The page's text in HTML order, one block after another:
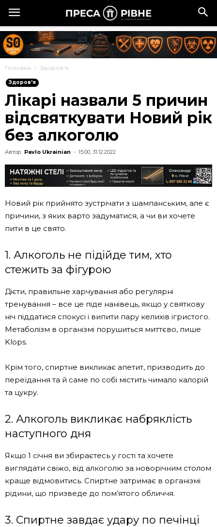
Головна Здоров'я
Здоров'я
Лікарі назвали 5 причин
відсвяткувати Новий рік
без алкоголю
Автор: Pavlo Ukrainian - 15:00, 31.12.2022
Новий рік прийнято зустрічати з шампанським, але є
причини, з яких варто задуматися, а чи ви хочете
пити в це свято.
1. Алкоголь не підійде тим, хто
стежить за фігурою
Дієти, правильне харчування або регулярні
тренування – все це піде нанівець, якщо у святкову
ніч піддатися спокусі і випити пару келихів ігристого.
Метаболізм в організмі порушиться миттєво, пише
Klops.
Крім того, спиртне викликає апетит, призводить до
переїдання та й саме по собі містить чимало калорій
та цукру.
2. Алкоголь викликає набряклість
наступного дня
Якщо 1 січня ви збираєтесь у гості та хочете
виглядати свіжо, від алкоголю за новорічним столом
краще відмовитись. Спиртне затримає в організмі
рідини, що призведе до пом’ятого обличчя.
3. Спиртне завдає удару по печінці